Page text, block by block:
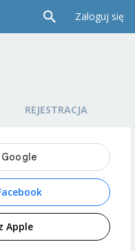
Zaloguj się
REJESTRACJA
Apple